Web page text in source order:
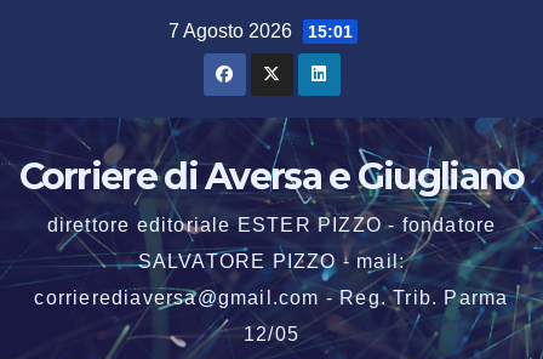
7 Agosto 2026 15:01
Corriere di Aversa e Giugliano
direttore editoriale ESTER PIZZO - fondatore
SALVATORE PIZZO - mail:
corrierediaversa@gmail.com - Reg. Trib. Parma
12/05